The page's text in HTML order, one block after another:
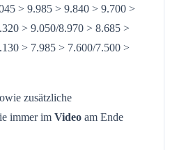
> 9.985 > 9.840 > 9.700 >
> 9.050/8.970 > 8.685 >
> 7.985 > 7.600/7.500 >
zusätzliche
immer im Video am Ende